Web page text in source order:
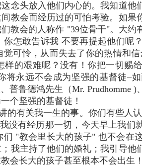
念头放入他们内心的。我知道他
教会而经历过的可怕考验。如果
教会的人称作 "39位骨干"。大约
怎敢告诉我 不要再提起他们呢
可怜，从而失去了你的热情和
的艰难呢？没有！你把一切赐
永远不会成为坚强的基督徒–如
普鲁德鸿先生（Mr. Prudhomme
个坚强的基督徒！
的有关我一生的事。你们有些人
没有经历那一切，今天早上我们
"教会里长大的孩子" 也不会在
我主持了他们的婚礼；我引导他
会长大的孩子甚至根本不会出生！